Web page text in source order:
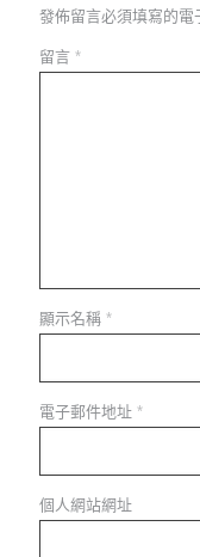
發佈留言必須填寫的電
留言 *
顯示名稱 *
電子郵件地址 *
個人網站網址